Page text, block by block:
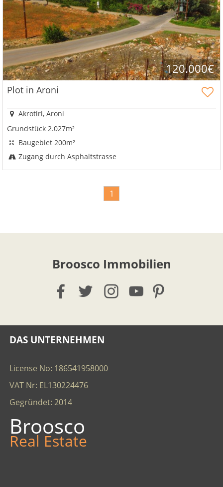
120.000€
Plot in Aroni
Akrotiri, Aroni
Grundstück 2.027m²
Baugebiet 200m²
Zugang durch Asphaltstrasse
1
Broosco Immobilien
DAS UNTERNEHMEN
License No: 186541958000
VAT Nr: EL130224476
Gegründet: 2014
Broosco
Real Estate